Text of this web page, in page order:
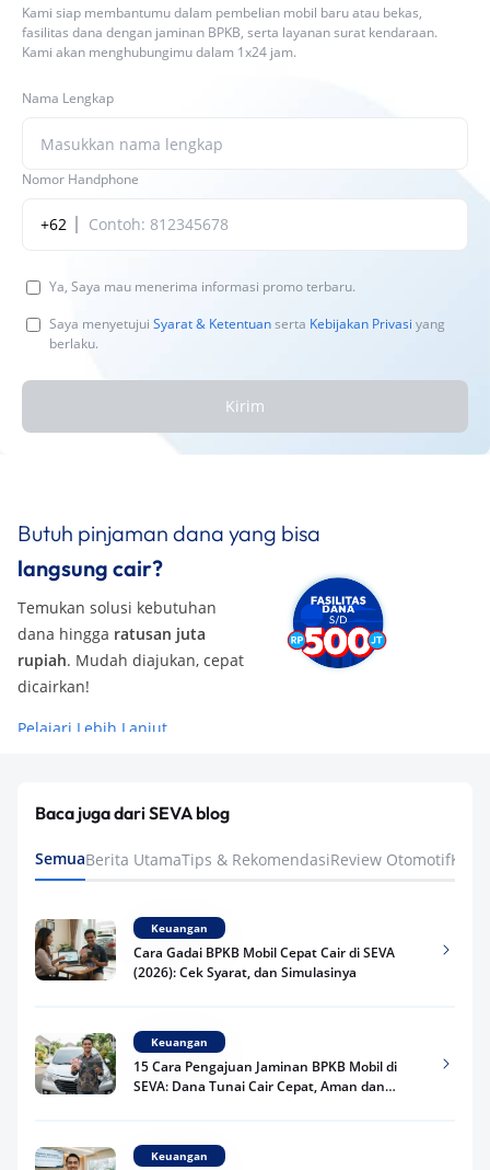
Kami siap membantumu dalam pembelian mobil baru atau bekas,
fasilitas dana dengan jaminan BPKB, serta layanan surat kendaraan.
Kami akan menghubungimu dalam 1x24 jam.
Nama Lengkap
Nomor Handphone
+62
Ya, Saya mau menerima informasi promo terbaru.
Saya menyetujui Syarat & Ketentuanserta Kebijakan Privasi yang
berlaku.
Kirim
Butuh pinjaman dana yang bisa
langsung cair?
Temukan solusi kebutuhan
dana hingga ratusan juta
rupiah. Mudah diajukan, cepat
dicairkan!
Pelajari Lebih Lanjut
Baca juga dari SEVA blog
SemuaBerita UtamaTips & RekomendasiReview Otomotif
Keuangan
Cara Gadai BPKB Mobil Cepat Cair di SEVA
(2026): Cek Syarat, dan Simulasinya
Keuangan
15 Cara Pengajuan Jaminan BPKB Mobil di
SEVA: Dana Tunai Cair Cepat, Aman dan
Keuangan